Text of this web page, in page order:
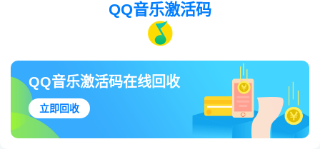
QQ音乐激活码
QQ音乐激活码在线回收
立即回收